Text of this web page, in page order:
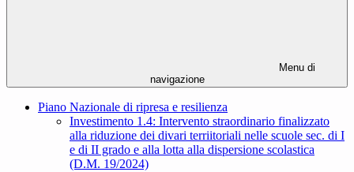
Menu di
navigazione
Piano Nazionale di ripresa e resilienza
Investimento 1.4: Intervento straordinario finalizzato
alla riduzione dei divari terriitoriali nelle scuole sec. di I
e di II grado e alla lotta alla dispersione scolastica
(D.M. 19/2024)